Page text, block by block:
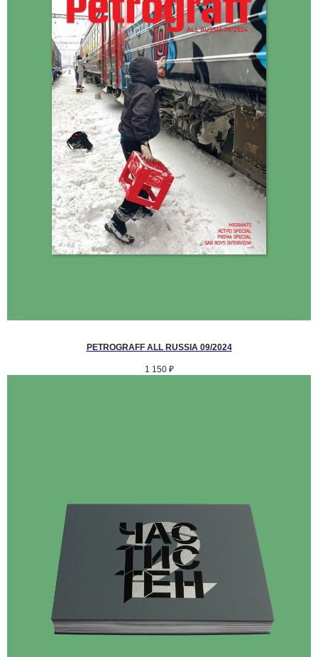
PETROGRAFF ALL RUSSIA 09/2024
1 150 ₽